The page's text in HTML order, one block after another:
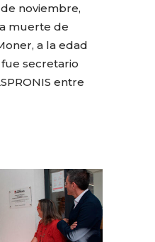
noviembre,
muerte de
a la edad
secretario
entre